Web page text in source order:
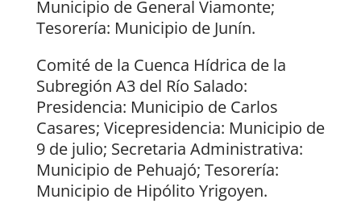
Municipio de General Viamonte;
Tesorería: Municipio de Junín.
Comité de la Cuenca Hídrica de la
Subregión A3 del Río Salado:
Presidencia: Municipio de Carlos
Casares; Vicepresidencia: Municipio de
9 de julio; Secretaria Administrativa:
Municipio de Pehuajó; Tesorería:
Municipio de Hipólito Yrigoyen.